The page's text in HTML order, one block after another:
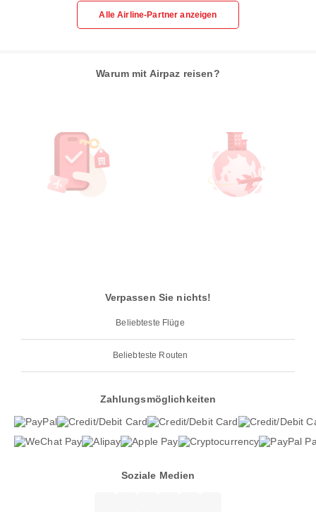
Alle Airline-Partner anzeigen
Warum mit Airpaz reisen?
Verpassen Sie nichts!
Beliebteste Flüge
Beliebteste Routen
Zahlungsmöglichkeiten
Soziale Medien